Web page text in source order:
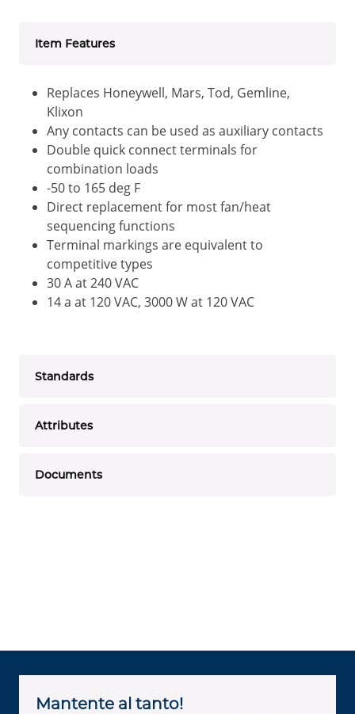
Item Features
Replaces Honeywell, Mars, Tod, Gemline,
Klixon
Any contacts can be used as auxiliary contacts
Double quick connect terminals for
combination loads
-50 to 165 deg F
Direct replacement for most fan/heat
sequencing functions
Terminal markings are equivalent to
competitive types
30 A at 240 VAC
14 a at 120 VAC, 3000 W at 120 VAC
Standards
Attributes
Documents
Mantente al tanto!